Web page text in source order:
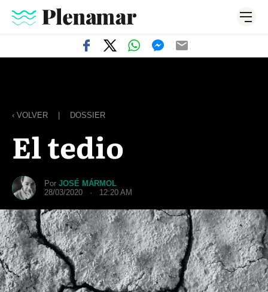
‹ VOLVER DOSSIER
El tedio
Por JOSÉ MÁRMOL
28/03/2020 · 12:20 AM